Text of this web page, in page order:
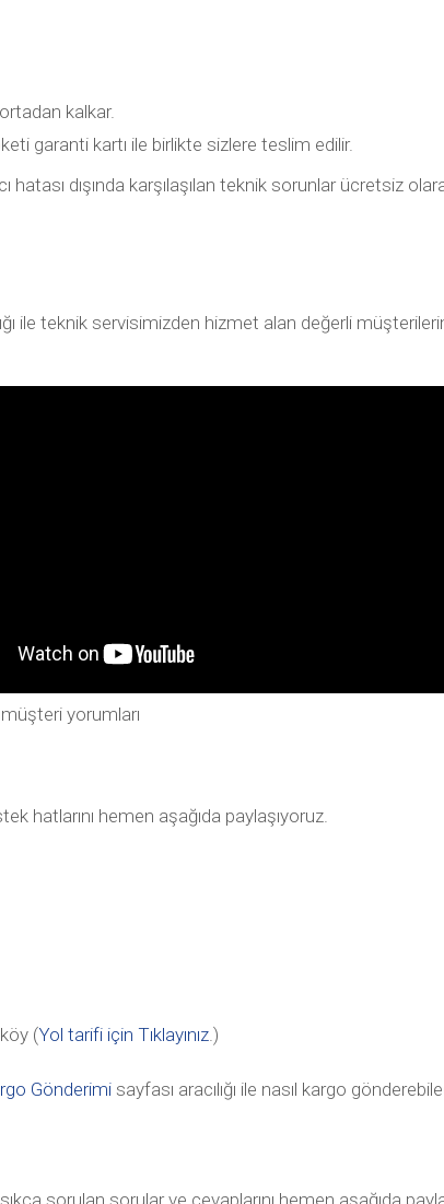
kalkar.
garanti kartı ile birlikte sizlere teslim edilir.
hatası dışında karşılaşılan teknik sorunlar ücretsiz
ile teknik servisimizden hizmet alan değerli
yorumları
hatlarını hemen aşağıda paylaşıyoruz.
(Yol tarifi için Tıklayınız.)
Gönderimi sayfası aracılığı ile nasıl kargo
sorulan sorular ve cevaplarını hemen aşağıda